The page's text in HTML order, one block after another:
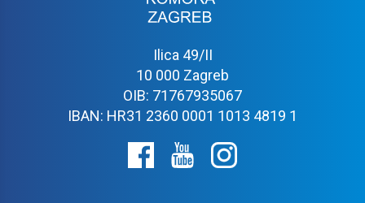
Ilica 49/II
10 000 Zagreb
OIB: 71767935067
IBAN: HR31 2360 0001 1013 4819 1